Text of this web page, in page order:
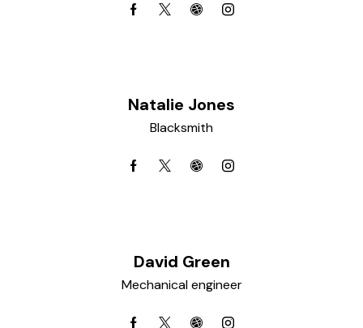
Natalie Jones
Blacksmith
David Green
Mechanical engineer